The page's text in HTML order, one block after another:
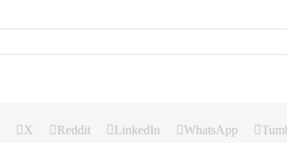
X Reddit LinkedIn WhatsApp